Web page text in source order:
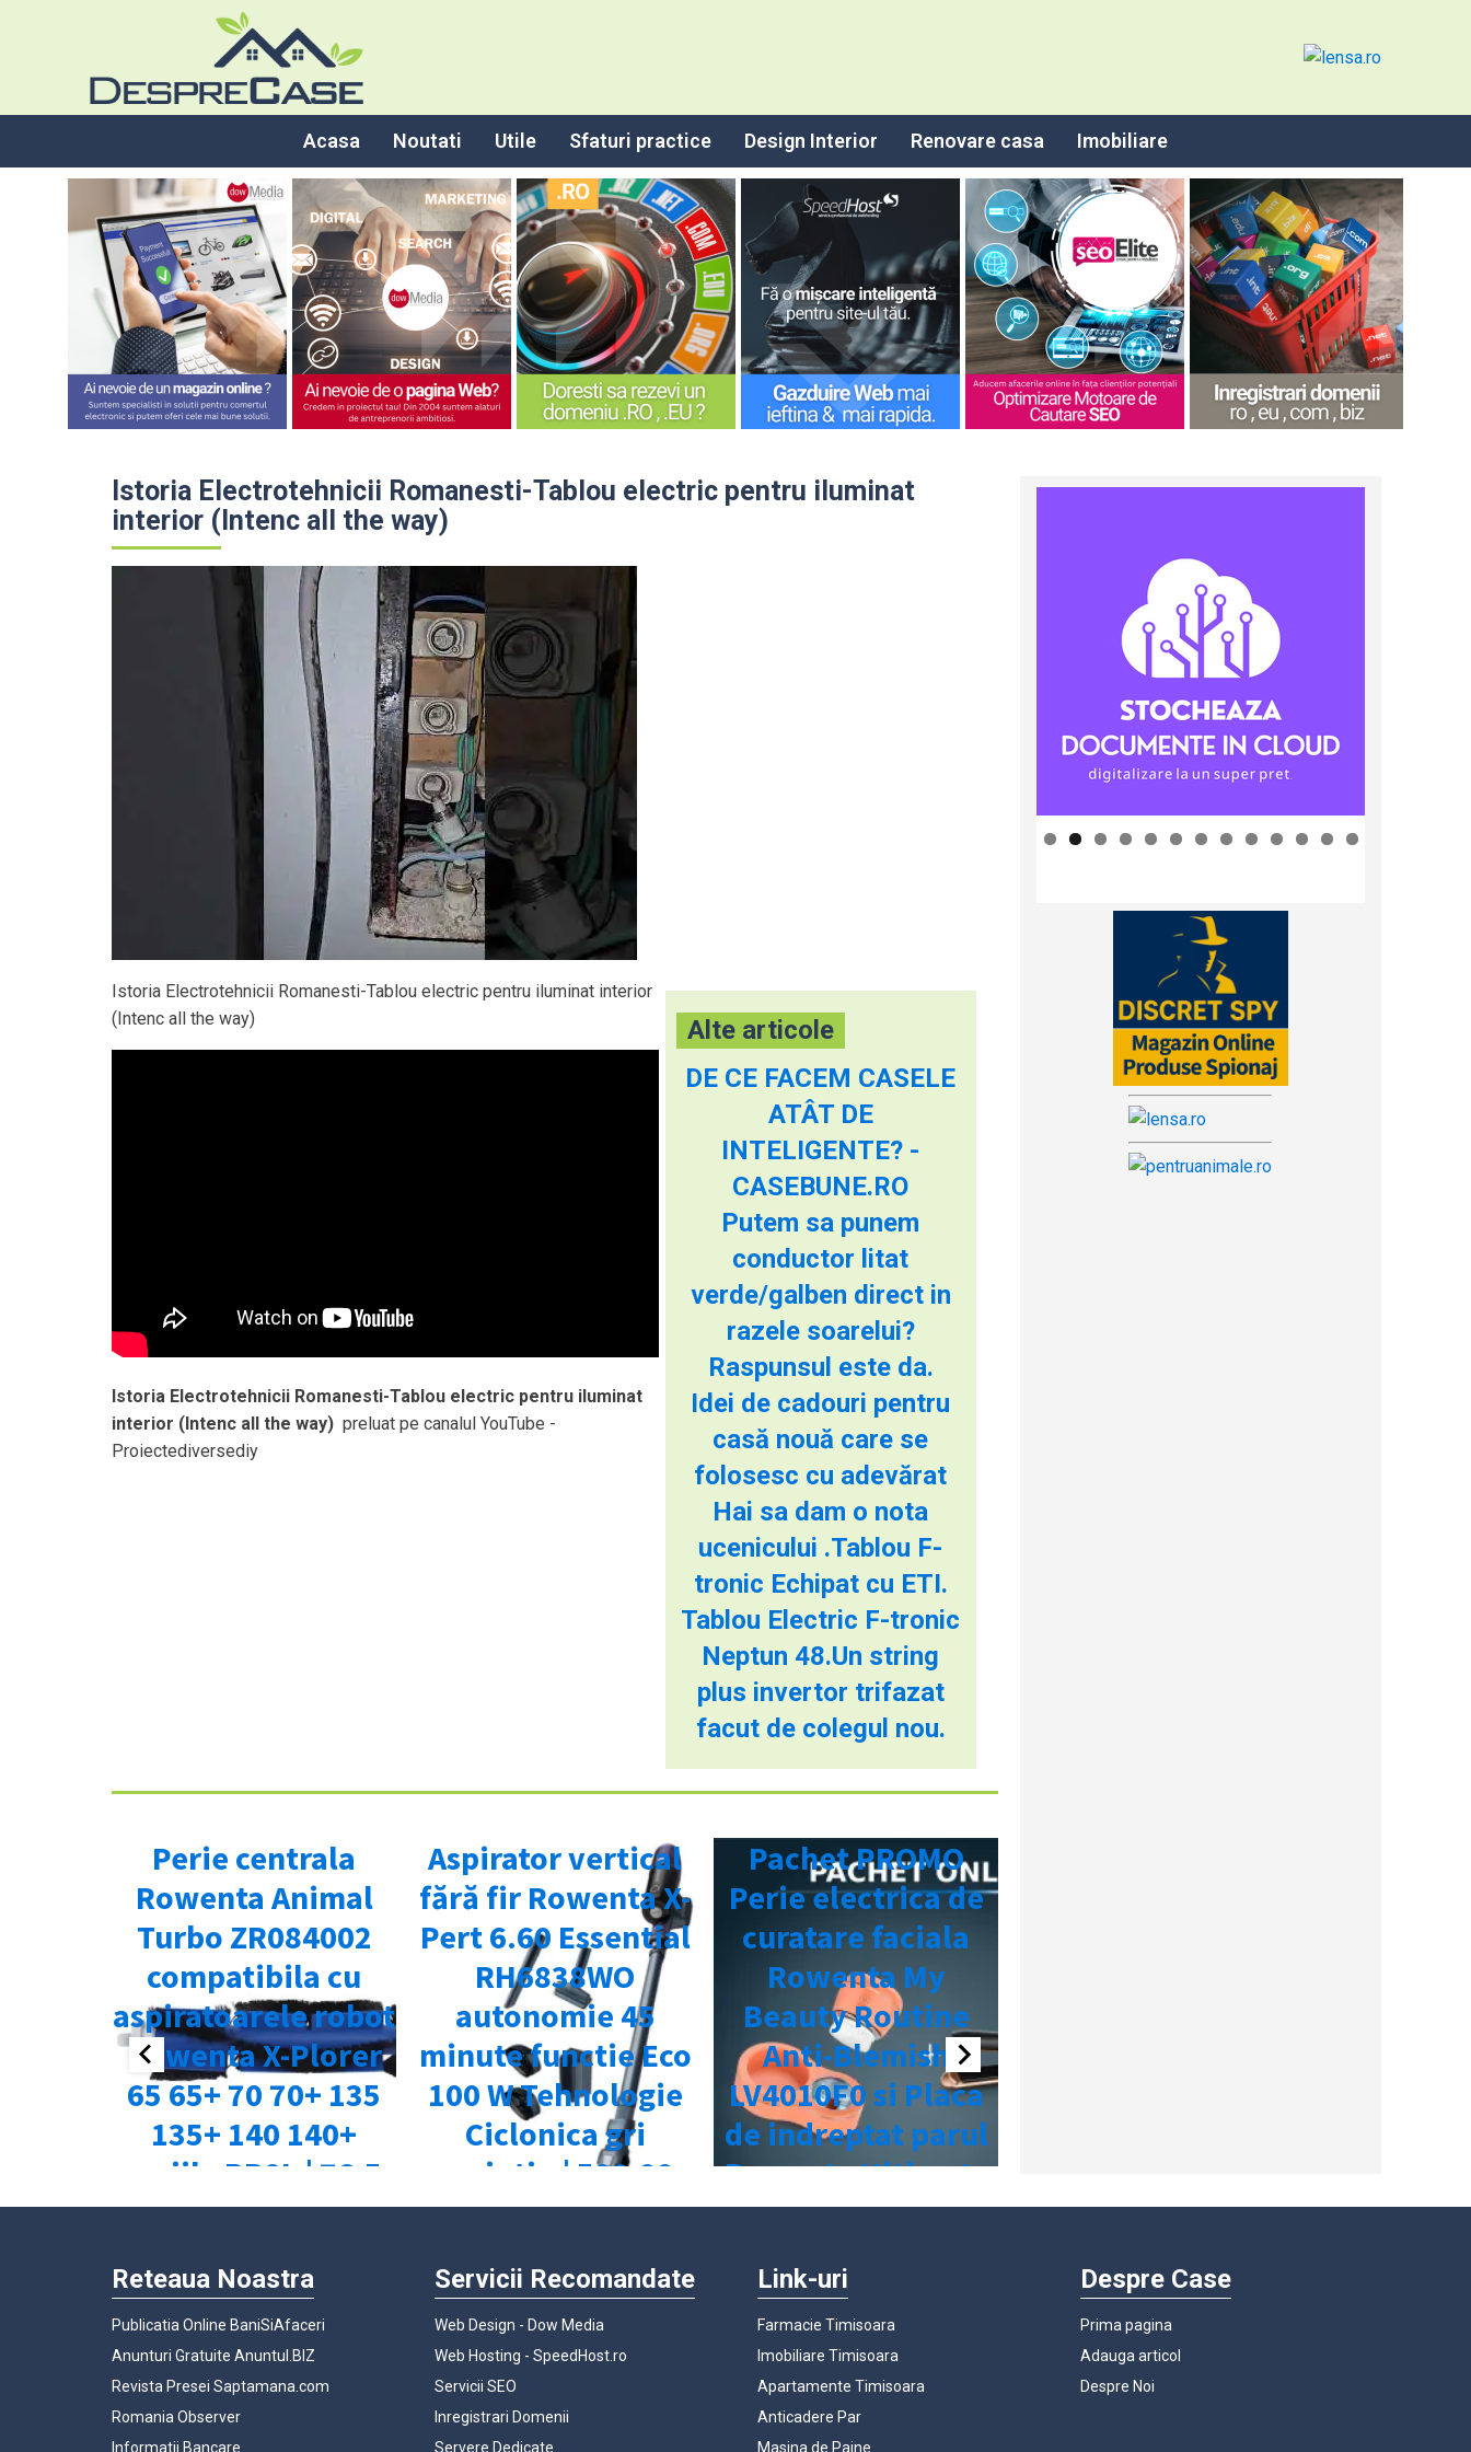
Acasa Noutati Utile Sfaturi practice Design Interior Renovare casa Imobiliare
Istoria Electrotehnicii Romanesti-Tablou electric pentru iluminat
interior (Intenc all the way)
Istoria Electrotehnicii Romanesti-Tablou electric pentru iluminat interior
(Intenc all the way)
Istoria Electrotehnicii Romanesti-Tablou electric pentru iluminat
interior (Intenc all the way) preluat pe canalul YouTube -
Proiectediversediy
Alte articole
DE CE FACEM CASELE
ATÂT DE
INTELIGENTE? -
CASEBUNE.RO
Putem sa punem
conductor litat
verde/galben direct in
razele soarelui?
Raspunsul este da.
Idei de cadouri pentru
casă nouă care se
folosesc cu adevărat
Hai sa dam o nota
ucenicului .Tablou F-
tronic Echipat cu ETI.
Tablou Electric F-tronic
Neptun 48.Un string
plus invertor trifazat
facut de colegul nou.
Reteaua Noastra
Publicatia Online BaniSiAfaceri
Anunturi Gratuite Anuntul.BIZ
Revista Presei Saptamana.com
Romania Observer
Informatii Bancare
Servicii Recomandate
Web Design - Dow Media
Web Hosting - SpeedHost.ro
Servicii SEO
Inregistrari Domenii
Servere Dedicate
Link-uri
Farmacie Timisoara
Imobiliare Timisoara
Apartamente Timisoara
Anticadere Par
Masina de Paine
Despre Case
Prima pagina
Adauga articol
Despre Noi